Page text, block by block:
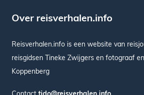
Over reisverhalen.info
Reisverhalen.info is een website van
reisgidsen Tineke Zwijgers en fotograaf
Koppenberg